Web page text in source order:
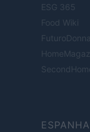
ESG 365
Food Wiki
FuturoDonna